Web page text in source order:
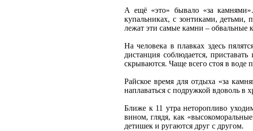
А ещё «это» бывало «за
купальниках, с зонтиками,
лежат эти самые камни – обвальные
На человека в плавках здесь
дистанция соблюдается,
скрываются. Чаще всего стоя в воде
Райское время для отдыха «за
наплаваться с подружкой вдоволь в
Ближе к 11 утра неторопливо
вином, глядя, как
детишек и ругаются друг с другом.